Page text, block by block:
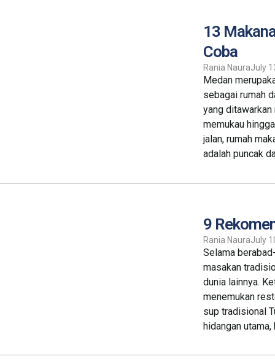
13
Coba
Rania NauraJuly
Medan
sebagai rumah
yang
memukau
jalan, rumah
adalah puncak
9
Rania NauraJuly
Selama
masakan
dunia lainnya.
menemukan
sup tradisional
hidangan